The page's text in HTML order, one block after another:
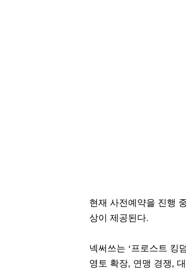
현재 사전예약을 진행
상이 제공된다.
넥써쓰는 ‘프로스트 킹
영토 확장, 연맹 경쟁,